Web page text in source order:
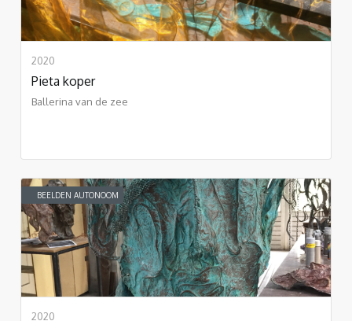
2020
Pieta koper
Ballerina van de zee
BEELDEN AUTONOOM
2020